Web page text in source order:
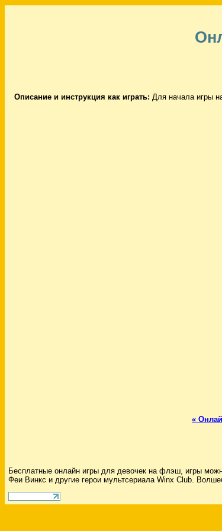
Описание и инструкция как играть: Для начала игры
«
Бесплатные онлайн игры для девочек на флэш, игры
Феи Винкс и другие герои мультсериала Winx Club.